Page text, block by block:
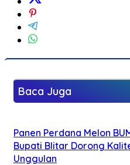
Baca Juga
Panen Perdana Melon
Bupati Blitar Dorong
Unggulan